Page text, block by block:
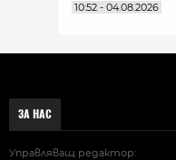
10:52 - 04.08.2026
ЗА НАС
Управляващ редактор: